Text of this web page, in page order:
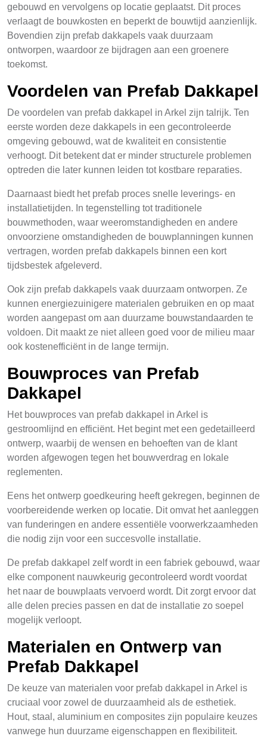
gebouwd en vervolgens op locatie geplaatst. Dit proces
verlaagt de bouwkosten en beperkt de bouwtijd aanzienlijk.
Bovendien zijn prefab dakkapels vaak duurzaam
ontworpen, waardoor ze bijdragen aan een groenere
toekomst.
Voordelen van Prefab Dakkapel
De voordelen van prefab dakkapel in Arkel zijn talrijk. Ten
eerste worden deze dakkapels in een gecontroleerde
omgeving gebouwd, wat de kwaliteit en consistentie
verhoogt. Dit betekent dat er minder structurele problemen
optreden die later kunnen leiden tot kostbare reparaties.
Daarnaast biedt het prefab proces snelle leverings- en
installatietijden. In tegenstelling tot traditionele
bouwmethoden, waar weeromstandigheden en andere
onvoorziene omstandigheden de bouwplanningen kunnen
vertragen, worden prefab dakkapels binnen een kort
tijdsbestek afgeleverd.
Ook zijn prefab dakkapels vaak duurzaam ontworpen. Ze
kunnen energiezuinigere materialen gebruiken en op maat
worden aangepast om aan duurzame bouwstandaarden te
voldoen. Dit maakt ze niet alleen goed voor de milieu maar
ook kostenefficiënt in de lange termijn.
Bouwproces van Prefab
Dakkapel
Het bouwproces van prefab dakkapel in Arkel is
gestroomlijnd en efficiënt. Het begint met een gedetailleerd
ontwerp, waarbij de wensen en behoeften van de klant
worden afgewogen tegen het bouwverdrag en lokale
reglementen.
Eens het ontwerp goedkeuring heeft gekregen, beginnen de
voorbereidende werken op locatie. Dit omvat het aanleggen
van funderingen en andere essentiële voorwerkzaamheden
die nodig zijn voor een succesvolle installatie.
De prefab dakkapel zelf wordt in een fabriek gebouwd, waar
elke component nauwkeurig gecontroleerd wordt voordat
het naar de bouwplaats vervoerd wordt. Dit zorgt ervoor dat
alle delen precies passen en dat de installatie zo soepel
mogelijk verloopt.
Materialen en Ontwerp van
Prefab Dakkapel
De keuze van materialen voor prefab dakkapel in Arkel is
cruciaal voor zowel de duurzaamheid als de esthetiek.
Hout, staal, aluminium en composites zijn populaire keuzes
vanwege hun duurzame eigenschappen en flexibiliteit.